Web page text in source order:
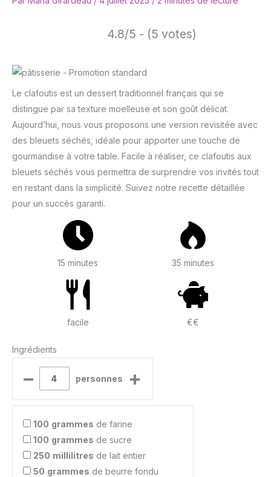
4.8/5 - (5 votes)
Le clafoutis est un dessert traditionnel français qui se
distingue par sa texture moelleuse et son goût délicat.
Aujourd’hui, nous vous proposons une version revisitée avec
des bleuets séchés, idéale pour apporter une touche de
gourmandise à votre table. Facile à réaliser, ce clafoutis aux
bleuets séchés vous permettra de surprendre vos invités tout
en restant dans la simplicité. Suivez notre recette détaillée
pour un succès garanti.
15 minutes 35 minutes
facile €€
Ingrédients
– personnes +
100 grammes de farine
100 grammes de sucre
250 millilitres de lait entier
50 grammes de beurre fondu